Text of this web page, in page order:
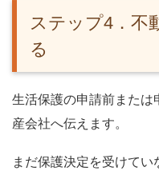
ステップ4．不
る
生活保護の申請前または
産会社へ伝えます。
まだ保護決定を受けて